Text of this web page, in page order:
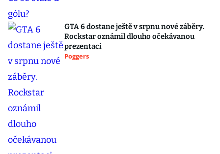
GTA 6 dostane ještě v srpnu nové záběry.
Rockstar oznámil dlouho očekávanou
prezentaci
Poggers